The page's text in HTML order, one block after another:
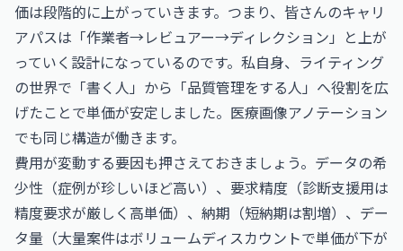
価は段階的に上がっていきます。つまり、皆さんのキャリ
アパスは「作業者→レビュアー→ディレクション」と上が
っていく設計になっているのです。私自身、ライティング
の世界で「書く人」から「品質管理をする人」へ役割を広
げたことで単価が安定しました。医療画像アノテーション
でも同じ構造が働きます。
費用が変動する要因も押さえておきましょう。データの希
少性（症例が珍しいほど高い）、要求精度（診断支援用は
精度要求が厳しく高単価）、納期（短納期は割増）、デー
タ量（大量案件はボリュームディスカウントで単価が下が